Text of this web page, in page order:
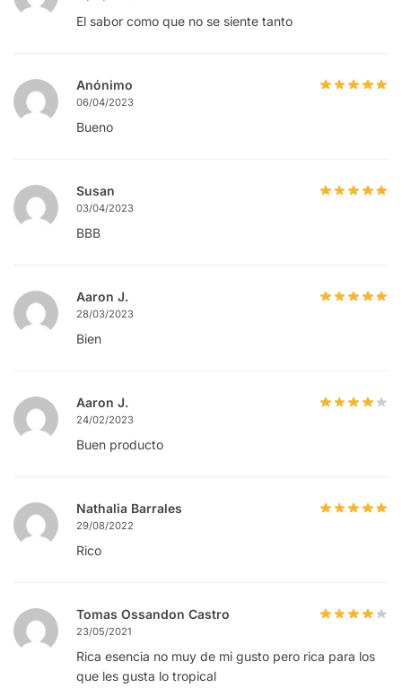
El sabor como que no se siente tanto
Anónimo
06/04/2023
Bueno
Susan
03/04/2023
BBB
Aaron J.
28/03/2023
Bien
Aaron J.
24/02/2023
Buen producto
Nathalia Barrales
29/08/2022
Rico
Tomas Ossandon Castro
23/05/2021
Rica esencia no muy de mi gusto pero rica para los
que les gusta lo tropical